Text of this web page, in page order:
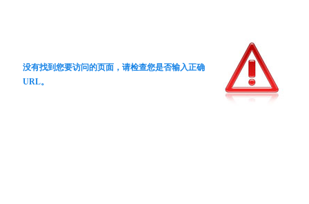
没有找到您要访问的页面，请检查您是否输入正确
URL。